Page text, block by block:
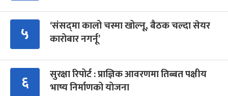
५
‘संसद्‍मा कालो चस्मा खोल्नू, बैठक चल्दा सेयर
कारोबार नगर्नू’
६
सुरक्षा रिपोर्ट : प्राज्ञिक आवरणमा तिब्बत पक्षीय
भाष्य निर्माणको योजना